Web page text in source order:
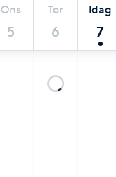
Ons
5
Tor
6
Idag
7